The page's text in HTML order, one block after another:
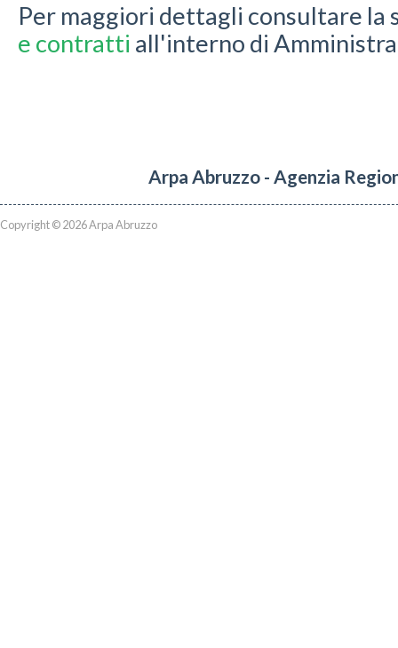
Per maggiori dettagli consultare la
e contratti all'interno di
Arpa Abruzzo - Agenzia
Copyright © 2026 Arpa Abruzzo